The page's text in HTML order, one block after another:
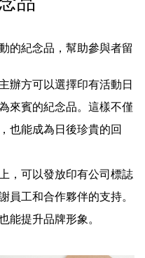
的紀念品，幫助參與者留
辦方可以選擇印有活動日
來賓的紀念品。這樣不僅
也能成為日後珍貴的回
，可以發放印有公司標誌
員工和合作夥伴的支持。
能提升品牌形象。